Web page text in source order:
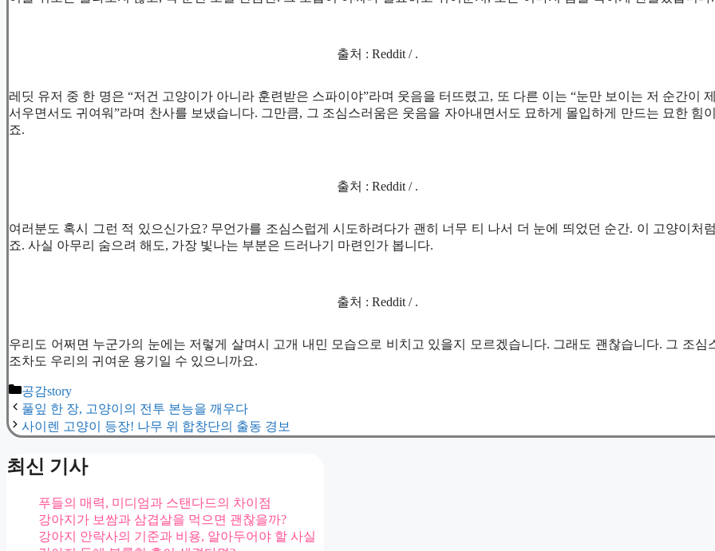
출처 : Reddit / .
레딧 유저 중 한 명은 “저건 고양이가 아니라 훈련받은 스파이야”라며 웃음을 터뜨렸고, 또 다른 이는 “눈만 보이는 저 순간이
서우면서도 귀여워”라며 찬사를 보냈습니다. 그만큼, 그 조심스러움은 웃음을 자아내면서도 묘하게 몰입하게 만드는 묘한 힘
죠.
출처 : Reddit / .
여러분도 혹시 그런 적 있으신가요? 무언가를 조심스럽게 시도하려다가 괜히 너무 티 나서 더 눈에 띄었던 순간. 이 고양이처럼
죠. 사실 아무리 숨으려 해도, 가장 빛나는 부분은 드러나기 마련인가 봅니다.
출처 : Reddit / .
우리도 어쩌면 누군가의 눈에는 저렇게 살며시 고개 내민 모습으로 비치고 있을지 모르겠습니다. 그래도 괜찮습니다. 그 조심
조차도 우리의 귀여운 용기일 수 있으니까요.
카
테
고
리
공감story
풀잎 한 장, 고양이의 전투 본능을 깨우다
사이렌 고양이 등장! 나무 위 합창단의 출동 경보
최신 기사
푸들의 매력, 미디엄과 스탠다드의 차이점
강아지가 보쌈과 삼겹살을 먹으면 괜찮을까?
강아지 안락사의 기준과 비용, 알아두어야 할 사실